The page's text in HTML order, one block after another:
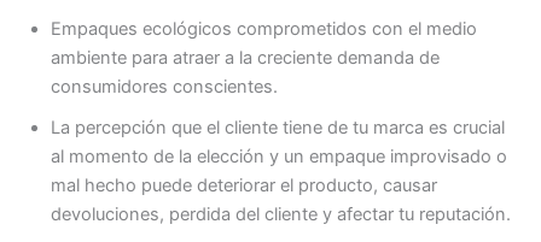
Empaques ecológicos comprometidos con el medio
ambiente para atraer a la creciente demanda de
consumidores conscientes.
La percepción que el cliente tiene de tu marca es crucial
al momento de la elección y un empaque improvisado o
mal hecho puede deteriorar el producto, causar
devoluciones, perdida del cliente y afectar tu reputación.